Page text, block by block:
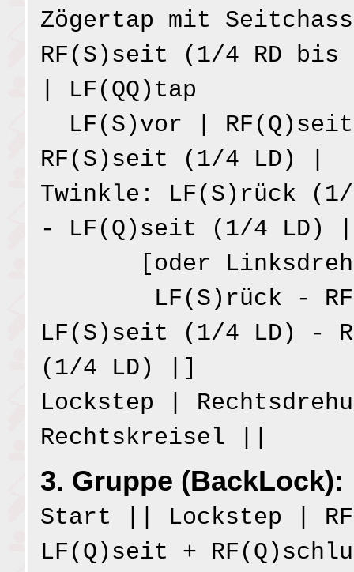
Zögertap mit
RF(S)seit (1/4 RD
| LF(QQ)tap
LF(S)vor |
RF(S)seit (1/4 LD) |
Twinkle: LF(S)rück
- LF(Q)seit (1/4 LD)
[oder
LF(S)rück -
LF(S)seit (1/4 LD) -
(1/4 LD) |]
Lockstep |
Rechtskreisel ||
3. Gruppe (BackLock):
Start || Lockstep |
LF(Q)seit +